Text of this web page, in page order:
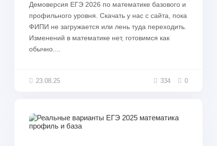
Демоверсия ЕГЭ 2026 по математике базового и
профильного уровня. Скачать у нас с сайта, пока
ФИПИ не загружается или лень туда переходить.
Изменений в математике нет, готовимся как
обычно....
23.08.25 334 0